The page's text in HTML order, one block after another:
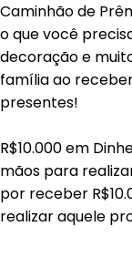
Caminhão de
o que você
decoração e
família ao
presentes!
R$10.000 em
mãos para
por receber
realizar aquele